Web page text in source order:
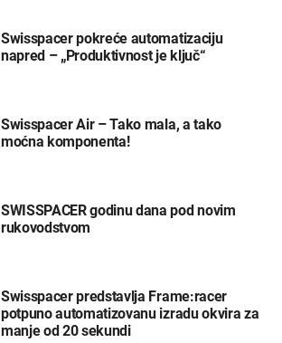
Swisspacer pokreće automatizaciju
napred – „Produktivnost je ključ“
Swisspacer Air – Tako mala, a tako
moćna komponenta!
SWISSPACER godinu dana pod novim
rukovodstvom
Swisspacer predstavlja Frame:racer
potpuno automatizovanu izradu okvira za
manje od 20 sekundi